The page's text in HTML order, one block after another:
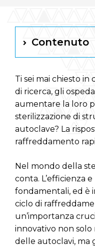
Contenuto
Ti sei mai chiesto
di ricerca, gli
aumentare la loro
sterilizzazione di
autoclave? La
raffreddamento
Nel mondo della
conta. L’efficienza
fondamentali, ed è
ciclo di
un’importanza
innovativo non solo
delle autoclavi, ma